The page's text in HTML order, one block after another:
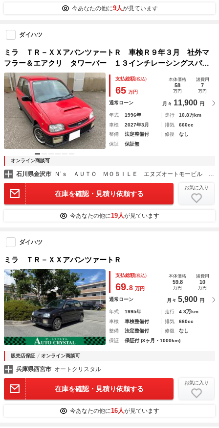
今あなたの他に9人が見ています
ダイハツ
ミラ ＴＲ－ＸＸアバンツァートＲ 車検Ｒ９年３月 社外マ
フラー＆エアクリ タワーバー １３インチレーシングスパル
コ ＬＥＤヘッドライト＆ポジション＆ルームランプ＆ナンバ
ー灯 新品バッテリー 同色で全塗装済み
支払総額(税込)
65 万円
本体価格
58
万円
諸費用
7
万円
通常ローン 月々 11,900 円
年式 1996年 走行
10.8万km
車検
2027年3月 排気
660cc
整備
法定整備付 修復
なし
保証
保証無
オンライン商談可
石川県金沢市
在庫を確認・見積り依頼する
お気に入り
今あなたの他に19人が見ています
ダイハツ
ミラ ＴＲ－ＸＸアバンツァートＲ
支払総額(税込)
69.8 万円
本体価格
59.8
万円
諸費用
10
万円
通常ローン 月々 5,900 円
年式 1995年 走行
4.3万km
車検
車検整備付 排気
660cc
整備
法定整備付 修復
なし
保証
保証付 (3ヶ月・1000km)
販売店保証 オンライン商談可
兵庫県西宮市 オートクリスタル
在庫を確認・見積り依頼する
お気に入り
今あなたの他に16人が見ています